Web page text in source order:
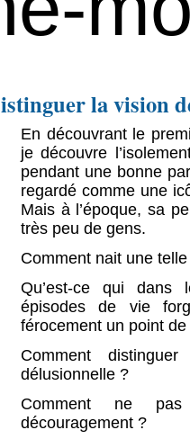
la vision
En découvrant le
je découvre
pendant une bonne
regardé comme une
Mais à l’époque, sa
très peu de gens.
Comment nait une
Qu’est-ce qui dans
épisodes de vie
férocement un point
Comment
délusionnelle ?
Comment ne
découragement ?